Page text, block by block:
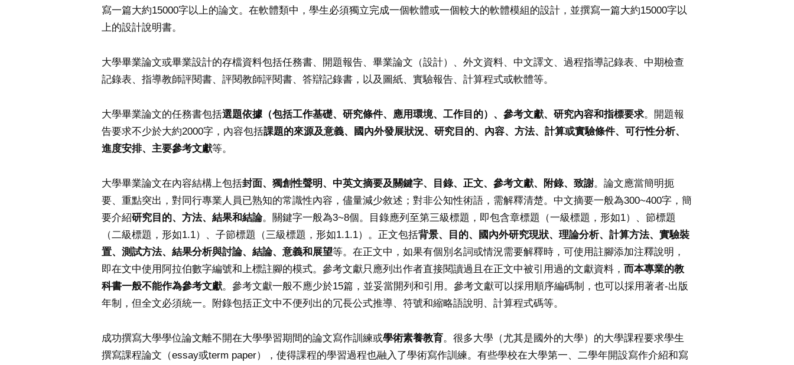
寫一篇大約15000字以上的論文。在軟體類中，學生必須獨立完成一個軟體或一個較大的軟體模組的設計，並撰寫一篇大約15000字以
上的設計說明書。
大學畢業論文或畢業設計的存檔資料包括任務書、開題報告、畢業論文（設計）、外文資料、中文譯文、過程指導記錄表、中期檢查
記錄表、指導教師評閱書、評閱教師評閱書、答辯記錄書，以及圖紙、實驗報告、計算程式或軟體等。
大學畢業論文的任務書包括選題依據（包括工作基礎、研究條件、應用環境、工作目的）、參考文獻、研究內容和指標要求。開題報
告要求不少於大約2000字，內容包括課題的來源及意義、國內外發展狀況、研究目的、內容、方法、計算或實驗條件、可行性分析、
進度安排、主要參考文獻等。
大學畢業論文在內容結構上包括封面、獨創性聲明、中英文摘要及關鍵字、目錄、正文、參考文獻、附錄、致謝。論文應當簡明扼
要、重點突出，對同行專業人員已熟知的常識性內容，儘量減少敘述；對非公知性術語，需解釋清楚。中文摘要一般為300~400字，簡
要介紹研究目的、方法、結果和結論。關鍵字一般為3~8個。目錄應列至第三級標題，即包含章標題（一級標題，形如1）、節標題
（二級標題，形如1.1）、子節標題（三級標題，形如1.1.1）。正文包括背景、目的、國內外研究現狀、理論分析、計算方法、實驗裝
置、測試方法、結果分析與討論、結論、意義和展望等。在正文中，如果有個別名詞或情況需要解釋時，可使用註腳添加注釋說明，
即在文中使用阿拉伯數字編號和上標註腳的模式。參考文獻只應列出作者直接閱讀過且在正文中被引用過的文獻資料， 而本專業的教
科書一般不能作為參考文獻。參考文獻一般不應少於15篇，並妥當開列和引用。參考文獻可以採用順序編碼制，也可以採用著者-出版
年制，但全文必須統一。附錄包括正文中不便列出的冗長公式推導、符號和縮略語說明、計算程式碼等。
成功撰寫大學學位論文離不開在大學學習期間的論文寫作訓練或學術素養教育。很多大學（尤其是國外的大學）的大學課程要求學生
撰寫課程論文（essay或term paper），使得課程的學習過程也融入了學術寫作訓練。有些學校在大學第一、二學年開設寫作介紹和寫